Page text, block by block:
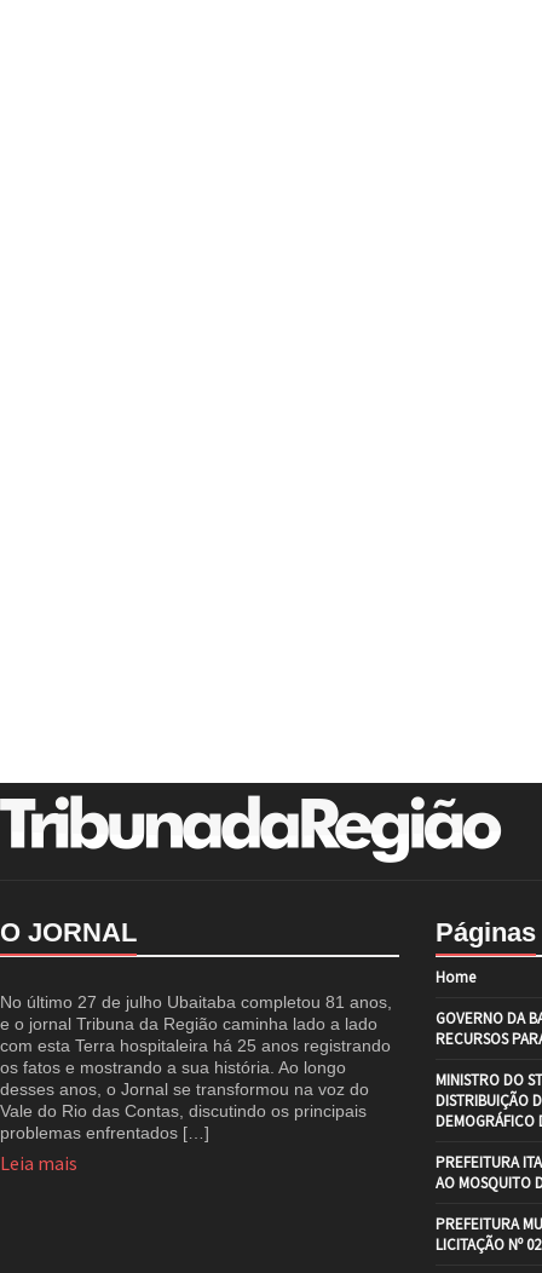
O JORNAL
No último 27 de julho Ubaitaba completou 81 anos,
e o jornal Tribuna da Região caminha lado a lado
com esta Terra hospitaleira há 25 anos registrando
os fatos e mostrando a sua história. Ao longo
desses anos, o Jornal se transformou na voz do
Vale do Rio das Contas, discutindo os principais
problemas enfrentados […]
Leia mais
Páginas
Home
GOVERNO DA
RECURSOS
MINISTRO DO
DISTRIBUIÇÃO
DEMOGRÁFICO
PREFEITURA
AO MOSQUITO
PREFEITURA
LICITAÇÃO Nº